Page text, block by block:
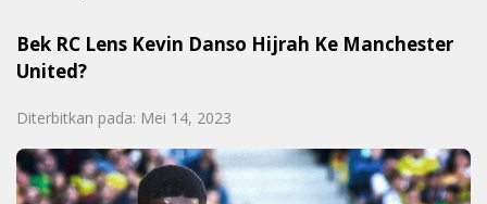
Bek RC Lens Kevin Danso Hijrah Ke Manchester
United?
Diterbitkan pada: Mei 14, 2023